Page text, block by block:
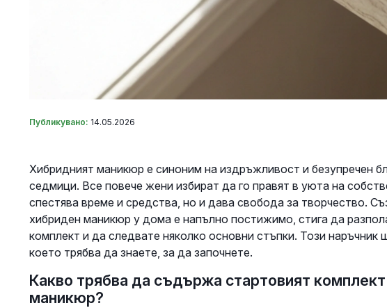
Публикувано: 14.05.2026
Хибридният маникюр е синоним на издръжливост и безупречен
седмици. Все повече жени избират да го правят в уюта на
спестява време и средства, но и дава свобода за творчество.
хибриден маникюр у дома е напълно постижимо, стига да
комплект и да следвате няколко основни стъпки. Този наръчник
което трябва да знаете, за да започнете.
Какво трябва да съдържа стартовият
маникюр?